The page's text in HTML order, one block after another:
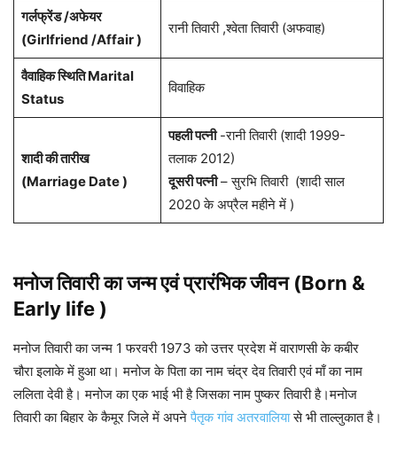
गर्लफ्रेंड /अफेयर
(Girlfriend /Affair )
रानी तिवारी ,श्वेता तिवारी (अफवाह)
वैवाहिक स्थिति Marital
Status
विवाहिक
शादी की तारीख
(Marriage Date )
पहली पत्नी-रानी तिवारी (शादी 1999-
तलाक 2012)
दूसरी पत्नी– सुरभि तिवारी (शादी साल
2020 के अप्रैल महीने में )
मनोज तिवारीका जन्म एवं प्रारंभिक जीवन (Born &
Early life )
मनोज तिवारी का जन्म 1 फरवरी 1973 को उत्तर प्रदेश में वाराणसी के कबीर
चौरा इलाके में हुआ था। मनोज के पिता का नाम चंद्र देव तिवारी एवं माँ का नाम
ललिता देवी है। मनोज का एक भाई भी है जिसका नाम पुष्कर तिवारी है।मनोज
तिवारी का बिहार के कैमूर जिले में अपनेपैतृक गांव अतरवालियासे भी ताल्लुकात है।